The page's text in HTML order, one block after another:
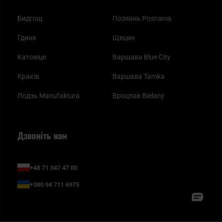
Бидгощ
Гдиня
Катовіце
Краків
Лодзь Manufaktura
Познань Posnania
Щецин
Варшава Blue City
Варшава Tamka
Вроцлав Bielany
Дзвоніть нам
+48 71 347 47 00
+380 94 711 6975